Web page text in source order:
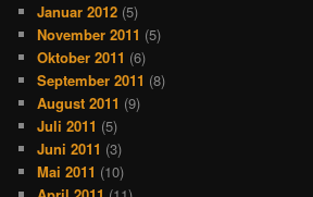
Januar 2012 (5)
November 2011 (5)
Oktober 2011 (6)
September 2011 (8)
August 2011 (9)
Juli 2011 (5)
Juni 2011 (3)
Mai 2011 (10)